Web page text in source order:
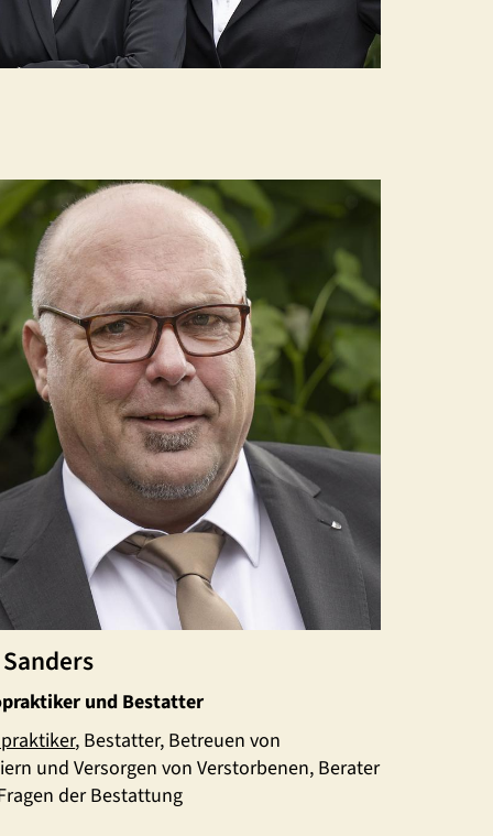
und Bestatter
, Bestatter, Betreuen von
und Versorgen von Verstorbenen, Berater
der Bestattung